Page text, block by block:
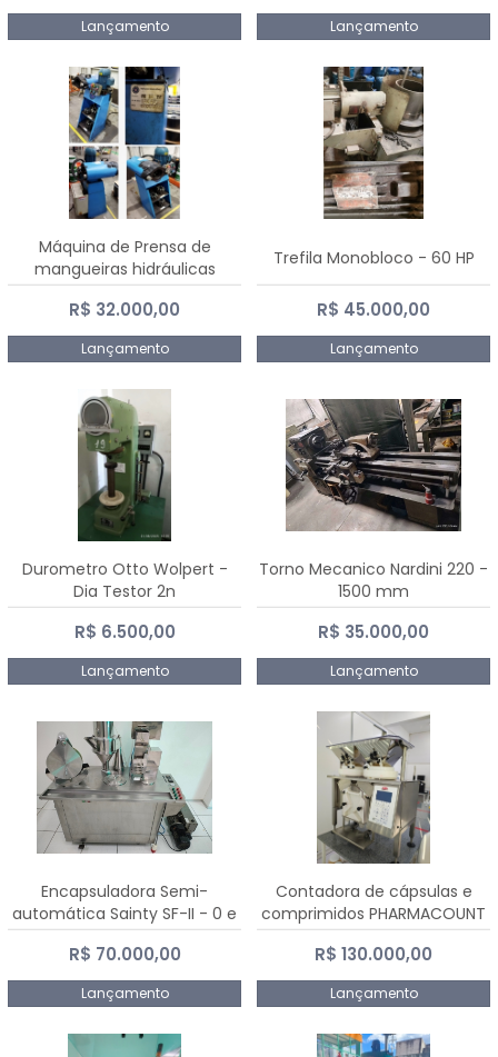
Lançamento Lançamento
Máquina de Prensa de
mangueiras hidráulicas
PE50TF - 2017
R$ 32.000,00
Lançamento
Trefila Monobloco - 60 HP
R$ 45.000,00
Lançamento
Durometro Otto Wolpert -
Dia Testor 2n
R$ 6.500,00
Lançamento
Torno Mecanico Nardini 220 -
1500 mm
R$ 35.000,00
Lançamento
Encapsuladora Semi-
automática Sainty SF-II - 0 e
00
R$ 70.000,00
Lançamento
Contadora de cápsulas e
comprimidos PHARMACOUNT
- 2-2R3
R$ 130.000,00
Lançamento